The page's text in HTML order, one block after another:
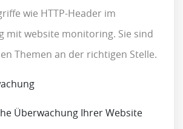
wie HTTP-Header im
mit website monitoring. Sie sind
Themen an der richtigen Stelle.
Überwachung Ihrer Website